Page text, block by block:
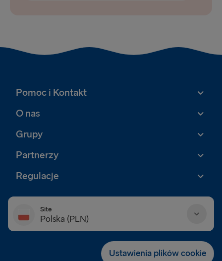
Pomoc i Kontakt
O nas
Grupy
Partnerzy
Regulacje
Site
Polska (PLN)
Ustawienia plików cookie